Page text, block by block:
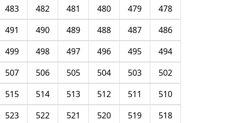
478
479
480
481
482
483
486
487
488
489
490
491
494
495
496
497
498
499
502
503
504
505
506
507
510
511
512
513
514
515
518
519
520
521
522
523